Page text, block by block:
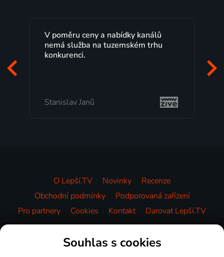
Lepší.TV sleduji už několik let s
maximální spokojeností. Velký výběr
programů a nemuset běžet k TV na
Milada Tomešová
O Lepší.TV Novinky
Recenze
Obchodní podmínky
Podporovaná zařízení
Pro partnery
Cookies Kontakt Darovat Lepší.TV
Videotéka
Souhlas s cookies